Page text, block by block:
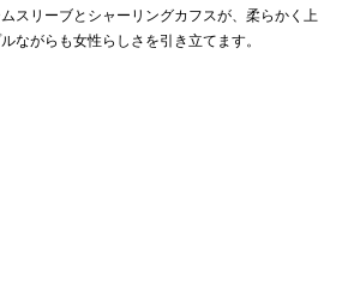
スリーブとシャーリングカフスが、柔らかく上
ながらも女性らしさを引き立てます。